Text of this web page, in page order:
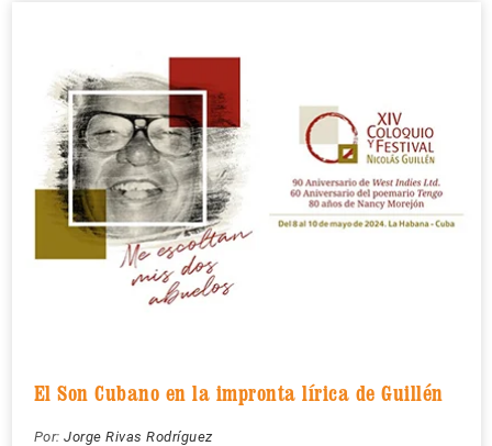
El Son Cubano en la impronta lírica de Guillén
Por: Jorge Rivas Rodríguez